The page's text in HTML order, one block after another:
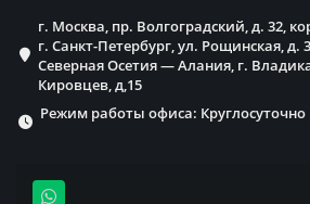
г. Москва, пр. Волгоградский, д. 32,
г. Санкт-Петербург, ул. Рощинская, д. 3
Северная Осетия — Алания, г.
Кировцев, д,15
Режим работы офиса: Круглосуточно